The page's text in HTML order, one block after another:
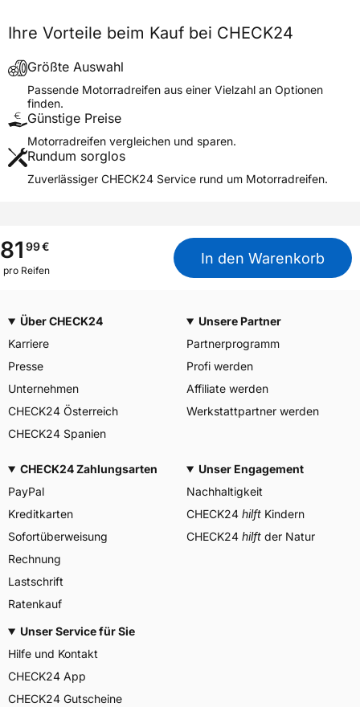
Fahrzeugtyp
Motorrad
Verwendung
Modellname
K 66
Reifenposition
Motorradtyp
Scooter
Weitere Eigenschaften
M+S
Nein
Motorrad Kennzeichnung
M/C
Allgemeine Produktsicherheit (GPSR)
Moto Amore LLC, Dresden
Deutschland,
info@heidenautires.com
Ihre Vorteile beim Kauf bei CHECK24
Größte Auswahl
Passende Motorradreifen aus einer Vielzahl an Optionen
finden.
Günstige Preise
Motorradreifen vergleichen und sparen.
Rundum sorglos
Zuverlässiger CHECK24 Service rund um Motorradreifen.
81 99€
pro Reifen
In den Warenkorb
Über CHECK24
Karriere
Presse
Unternehmen
CHECK24 Österreich
CHECK24 Spanien
Unsere Partner
Partnerprogramm
Profi werden
Affiliate werden
Werkstattpartner werden
CHECK24 Zahlungsarten
PayPal
Kreditkarten
Sofortüberweisung
Rechnung
Lastschrift
Ratenkauf
Unser Engagement
Nachhaltigkeit
CHECK24 hilft Kindern
CHECK24 hilft der Natur
Unser Service für Sie
Hilfe und Kontakt
CHECK24 App
CHECK24 Gutscheine